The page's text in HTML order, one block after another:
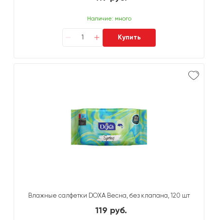
Наличие: много
Купить
Влажные салфетки DOXA Весна, без клапана, 120 шт
119 руб.